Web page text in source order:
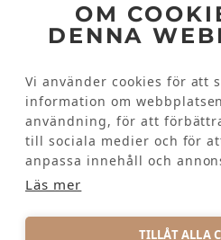
OM
DENNA
Vi använder cookies för att
information om
användning, för att
till sociala medier och för
anpassa innehåll och
Läs mer
TILLÅT ALLA
Kundinformation
Kontakta oss
Vanliga frågor